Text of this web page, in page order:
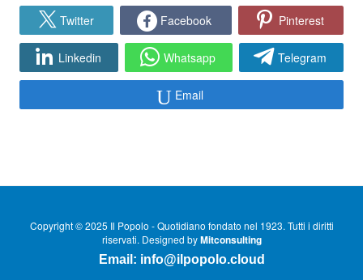
Twitter Facebook Pinterest
Linkedin Whatsapp Telegram
Email
Copyright © 2025 Il Popolo - Quotidiano fondato nel 1923. Tutti i diritti
riservati. Designed byMitconsulting
Email: info@ilpopolo.cloud